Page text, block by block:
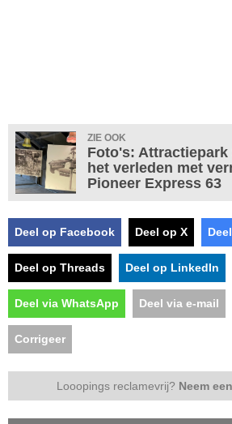
ZIE OOK
Foto's: Attractiepark
het verleden met
Pioneer Express 63
Deel op Facebook Deel op X
Deel op Threads Deel op LinkedIn
Deel via WhatsApp Deel via e-mail
Corrigeer
Looopings reclamevrij? Neem